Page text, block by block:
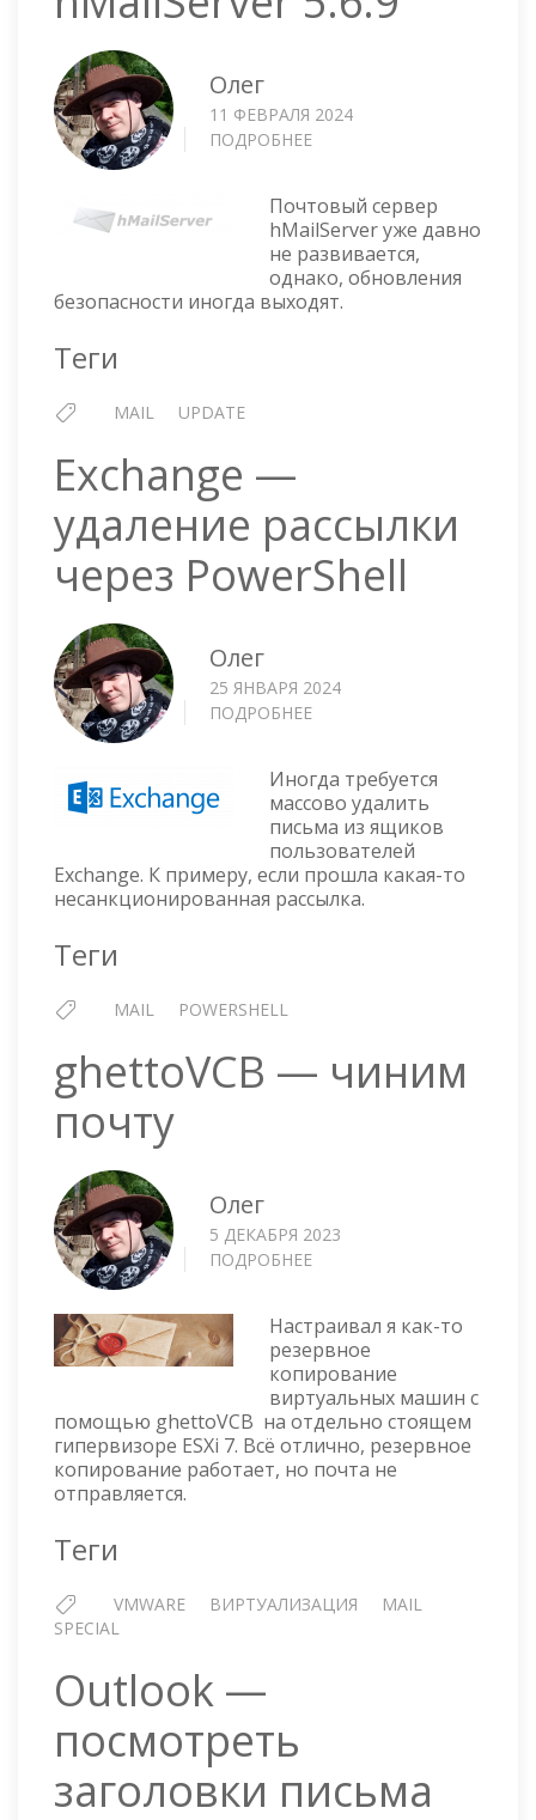
Олег
11 ФЕВРАЛЯ 2024
ПОДРОБНЕЕ
5.6.9
Почтовый сервер
hMailServer уже давно
не развивается,
однако, обновления
безопасности иногда выходят.
Теги
MAIL UPDATE
Exchange —
удаление рассылки
через PowerShell
Олег
25 ЯНВАРЯ 2024
ПОДРОБНЕЕ
УДАЛЕНИЕ
РАССЫЛКИ
ЧЕРЕЗ
POWERSHELL
Иногда требуется
массово удалить
письма из ящиков
пользователей
Exchange. К примеру, если прошла какая-то
несанкционированная рассылка.
Теги
MAIL POWERSHELL
ghettoVCB — чиним
почту
Олег
5 ДЕКАБРЯ 2023
ПОДРОБНЕЕ
ЧИНИМ
ПОЧТУ
Настраивал я как-то
резервное
копирование
виртуальных машин с
помощью ghettoVCB на отдельно стоящем
гипервизоре ESXi 7. Всё отлично, резервное
копирование работает, но почта не
отправляется.
Теги
VMWARE ВИРТУАЛИЗАЦИЯ
MAIL
SPECIAL
Outlook —
посмотреть
заголовки письма